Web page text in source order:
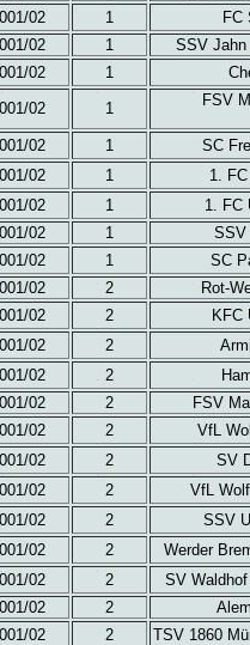
02
1
FC
02
1
SSV Jahn
02
1
02
1 FSV
02 1
SC
02
1
1.
02
1
1. FC
02
1
SSV
02
1
SC
02
2
Rot-
02
2
KFC
02
2
02
2
02
2
FSV
02
2
VfL
02
2
SV
02
2
VfL
02
2
SSV
02
2
Werder
02
2
SV
02
2
02
2
TSV 1860